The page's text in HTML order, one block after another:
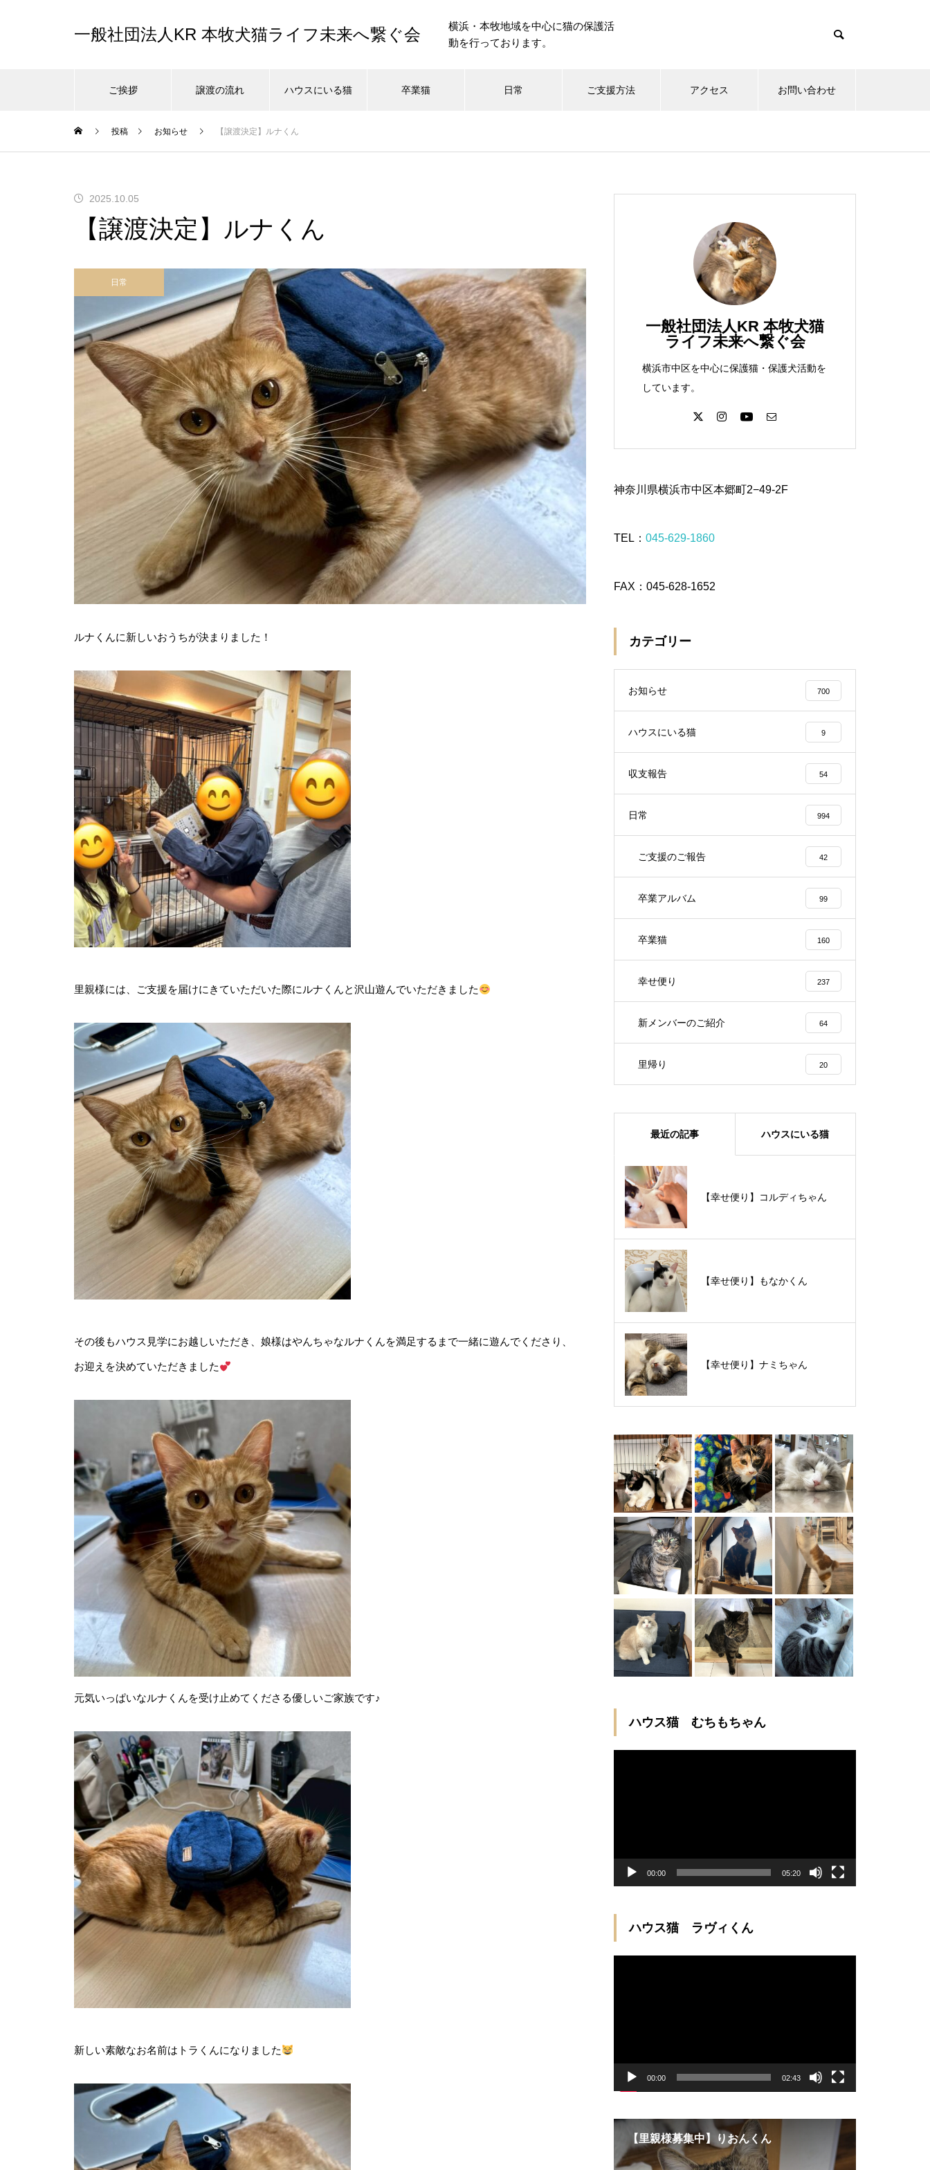
一般社団法人KR 本牧犬猫ライフ未来へ繋ぐ会
横浜・本牧地域を中心に猫の保護活
動を行っております。
ご挨拶 譲渡の流れ ハウスにいる猫 卒業猫 日常 ご支援方法 アクセス お問い合わせ
投稿 お知らせ 【譲渡決定】ルナくん
2025.10.05
【譲渡決定】ルナくん
日常
ルナくんに新しいおうちが決まりました！
里親様には、ご支援を届けにきていただいた際にルナくんと沢山遊んでいただきました
その後もハウス見学にお越しいただき、娘様はやんちゃなルナくんを満足するまで一緒に遊んでくださり、
お迎えを決めていただきました
元気いっぱいなルナくんを受け止めてくださる優しいご家族です♪
新しい素敵なお名前はトラくんになりました
一般社団法人KR 本牧犬猫
ライフ未来へ繋ぐ会
横浜市中区を中心に保護猫・保護犬活動を
しています。
神奈川県横浜市中区本郷町2−49-2F
TEL： 045-629-1860
FAX：045-628-1652
カテゴリー
お知らせ 700
ハウスにいる猫 9
収支報告 54
日常 994
ご支援のご報告 42
卒業アルバム 99
卒業猫 160
幸せ便り 237
新メンバーのご紹介 64
里帰り 20
最近の記事 ハウスにいる猫
【幸せ便り】コルディちゃん
【幸せ便り】もなかくん
【幸せ便り】ナミちゃん
【里親様募集中】メメちゃん
【里親様募集中】スンスンちゃん
【里親様募集中】タルトくん
ハウス猫 むちもちゃん
00:00 05:20
ハウス猫 ラヴィくん
00:00 02:43
【里帰り】ツクヨミちゃん 【里親様募集中】りおんくん